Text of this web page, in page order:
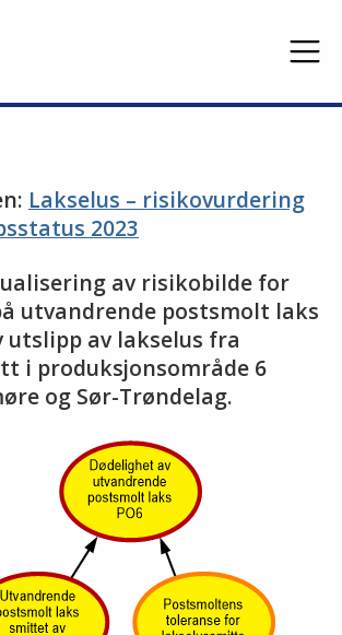
Lakselus – risikovurdering
2023
av risikobilde for
utvandrende postsmolt laks
utslipp av lakselus fra
i produksjonsområde 6
og Sør-Trøndelag.